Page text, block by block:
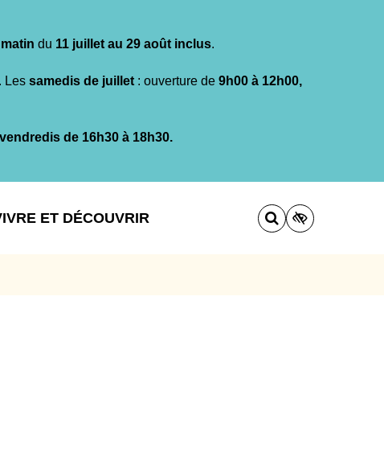
du 11 juillet au 29 août inclus.
. Les samedis de juillet : ouverture de 9h00 à 12h00,
de 16h30 à 18h30.
ET DÉCOUVRIR